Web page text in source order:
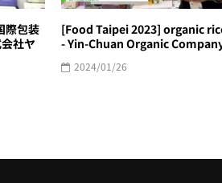
際包装
社ヤ
[Food Taipei 2023] organic
- Yin-Chuan Organic
2024/01/26